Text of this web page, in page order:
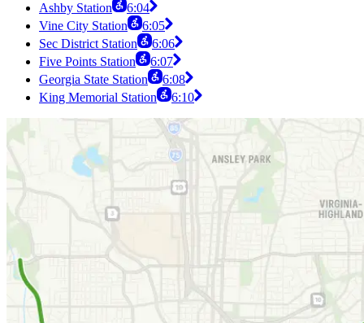
Ashby Station
6:04
Vine City Station
6:05
Sec District Station
6:06
Five Points Station
6:07
Georgia State Station
6:08
King Memorial Station
6:10